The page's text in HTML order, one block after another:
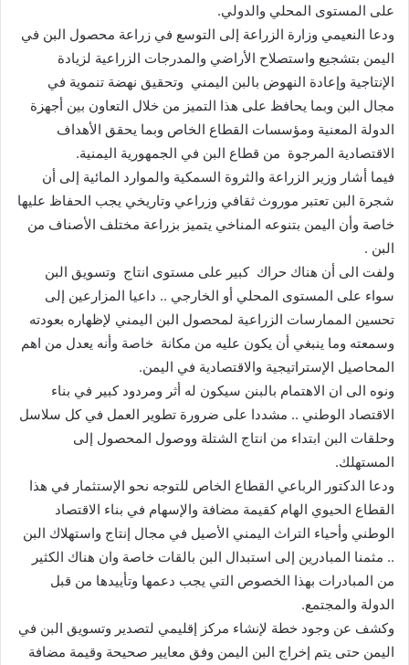
على المستوى المحلي والدولي.
ودعا النعيمي وزارة الزراعة إلى التوسع في زراعة محصول البن في
اليمن بتشجيع واستصلاح الأراضي والمدرجات الزراعية لزيادة
الإنتاجية وإعادة النهوض بالبن اليمني وتحقيق نهضة تنموية في
مجال البن وبما يحافظ على هذا التميز من خلال التعاون بين أجهزة
الدولة المعنية ومؤسسات القطاع الخاص وبما يحقق الأهداف
الاقتصادية المرجوة من قطاع البن في الجمهورية اليمنية.
فيما أشار وزير الزراعة والثروة السمكية والموارد المائية إلى أن
شجرة البن تعتبر موروث ثقافي وزراعي وتاريخي يجب الحفاظ عليها
خاصة وأن اليمن بتنوعه المناخي يتميز بزراعة مختلف الأصناف من
البن .
ولفت الى أن هناك حراك كبير على مستوى انتاج وتسويق البن
سواء على المستوى المحلي أو الخارجي .. داعيا المزارعين إلى
تحسين الممارسات الزراعية لمحصول البن اليمني لإظهاره بعودته
وسمعته وما ينبغي أن يكون عليه من مكانة خاصة وأنه يعدل من اهم
المحاصيل الإستراتيجية والاقتصادية في اليمن.
ونوه الى ان الاهتمام بالبنن سيكون له أثر ومردود كبير في بناء
الاقتصاد الوطني .. مشددا على ضرورة تطوير العمل في كل سلاسل
وحلقات البن ابتداء من انتاج الشتلة ووصول المحصول إلى
المستهلك.
ودعا الدكتور الرباعي القطاع الخاص للتوجه نحو الإستثمار في هذا
القطاع الحيوي الهام كقيمة مضافة والإسهام في بناء الاقتصاد
الوطني وأحياء التراث اليمني الأصيل في مجال إنتاج واستهلاك البن
.. مثمنا المبادرين إلى استبدال البن بالقات خاصة وان هناك الكثير
من المبادرات بهذا الخصوص التي يجب دعمها وتأييدها من قبل
الدولة والمجتمع.
وكشف عن وجود خطة لإنشاء مركز إقليمي لتصدير وتسويق البن في
اليمن حتى يتم إخراج البن اليمن وفق معايير صحيحة وقيمة مضافة